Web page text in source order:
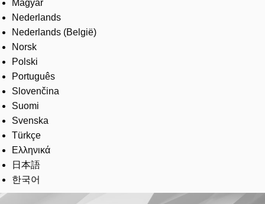
Magyar
Nederlands
Nederlands (België)
Norsk
Polski
Português
Slovenčina
Suomi
Svenska
Türkçe
Ελληνικά
日本語
한국어